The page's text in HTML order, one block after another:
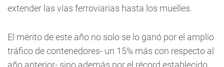
extender las vías ferroviarias hasta los muelles.
El mérito de este año no solo se lo ganó por el amplio
tráfico de contenedores- un 15% más con respecto al
año anterior- sino además por el récord establecido